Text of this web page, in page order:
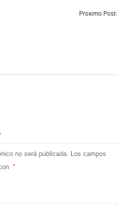
Proximo Post:
no será publicada. Los campos
*